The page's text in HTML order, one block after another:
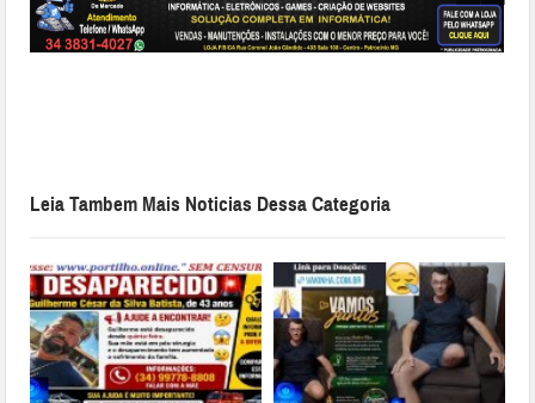
Leia Tambem Mais Noticias Dessa Categoria